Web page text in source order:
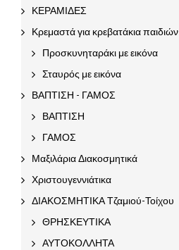
ΚΕΡΑΜΙΔΕΣ
Κρεμαστά για κρεβατάκια παιδιών
Προσκυνηταράκι με εικόνα
Σταυρός με εικόνα
ΒΑΠΤΙΣΗ - ΓΑΜΟΣ
ΒΑΠΤΙΣΗ
ΓΑΜΟΣ
Μαξιλάρια Διακοσμητικά
Χριστουγεννιάτικα
ΔΙΑΚΟΣΜΗΤΙΚΑ Τζαμιού-Τοίχου
ΘΡΗΣΚΕΥΤΙΚΑ
ΑΥΤΟΚΟΛΛΗΤΑ